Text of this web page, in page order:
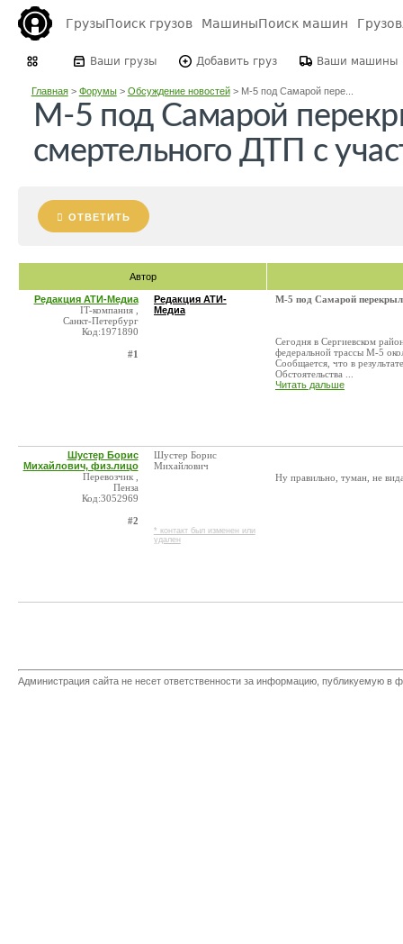
ГрузыПоиск грузов МашиныПоиск машин
Ваши грузы Добавить груз Ваши машины
Главная> Форумы> Обсуждение новостей> М-5 под Самарой пере...
М-5 под Самарой
смертельного ДТП с
ОТВЕТИТЬ
Автор
Редакция АТИ-Медиа
IT-компания ,
Санкт-Петербург
Код:1971890
#1
Редакция АТИ-
Медиа
М-5 под Самарой
Сегодня в Сергиевском
федеральной трассы М-5
Сообщается, что в
Обстоятельства ...
Читать дальше
Шустер Борис
Михайлович, физ.лицо
Перевозчик ,
Пенза
Код:3052969
#2
Шустер Борис
Михайлович
* контакт был изменен или
удален
Ну правильно, туман, не
Администрация сайта не несет ответственности за информацию, публикуемую